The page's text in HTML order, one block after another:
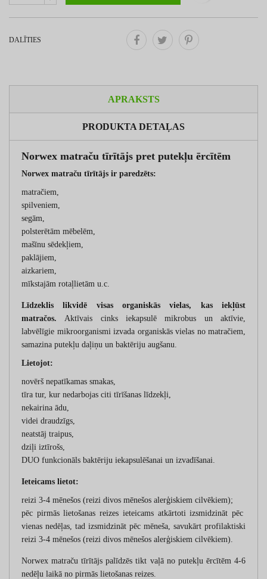
DALĪTIES
APRAKSTS
PRODUKTA DETAĻAS
Norwex matraču tīrītājs pret putekļu ērcītēm
Norwex matraču tīrītājs ir paredzēts:
matračiem,
spilveniem,
segām,
polsterētām mēbelēm,
mašīnu sēdekļiem,
paklājiem,
aizkariem,
mīkstajām rotaļlietām u.c.
Līdzeklis likvidē visas organiskās vielas, kas iekļūst
matračos.Aktīvais cinks iekapsulē mikrobus un aktīvie,
labvēlīgie mikroorganismi izvada organiskās vielas no matračiem,
samazina putekļu daļiņu un baktēriju augšanu.
Lietojot:
novērš nepatīkamas smakas,
tīra tur, kur nedarbojas citi tīrīšanas līdzekļi,
nekairina ādu,
videi draudzīgs,
neatstāj traipus,
dziļi iztīrošs,
DUO funkcionāls baktēriju iekapsulēšanai un izvadīšanai.
Ieteicams lietot:
reizi 3-4 mēnešos (reizi divos mēnešos alerģiskiem cilvēkiem);
pēc pirmās lietošanas reizes ieteicams atkārtoti izsmidzināt pēc
vienas nedēļas, tad izsmidzināt pēc mēneša, savukārt profilaktiski
reizi 3-4 mēnešos (reizi divos mēnešos alerģiskiem cilvēkiem).
Norwex matraču tīrītājs palīdzēs tikt vaļā no putekļu ērcītēm 4-6
nedēļu laikā no pirmās lietošanas reizes.